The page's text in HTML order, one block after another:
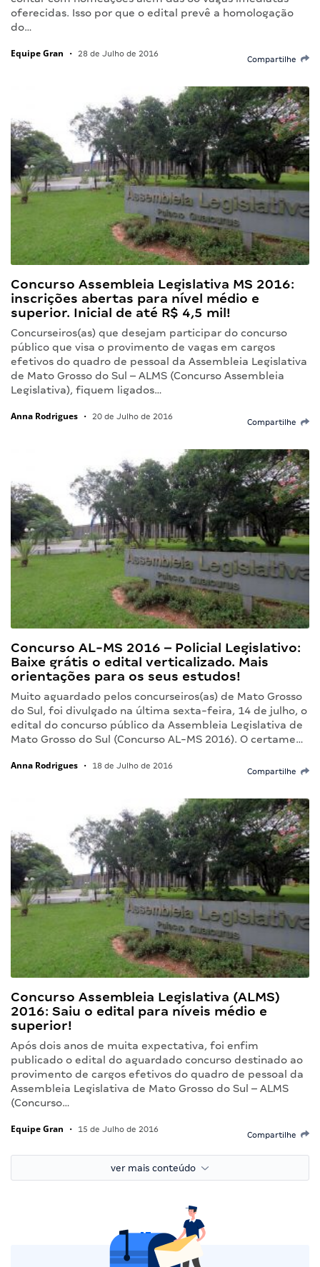
oferecidas. Isso por que o edital prevê a homologação
do…
Equipe Gran • 28 de Julho de 2016
Compartilhe
Concurso Assembleia Legislativa MS 2016:
inscrições abertas para nível médio e
superior. Inicial de até R$ 4,5 mil!
Concurseiros(as) que desejam participar do concurso
público que visa o provimento de vagas em cargos
efetivos do quadro de pessoal da Assembleia Legislativa
de Mato Grosso do Sul – ALMS (Concurso Assembleia
Legislativa), fiquem ligados…
Anna Rodrigues • 20 de Julho de 2016
Compartilhe
Concurso AL-MS 2016 – Policial Legislativo:
Baixe grátis o edital verticalizado. Mais
orientações para os seus estudos!
Muito aguardado pelos concurseiros(as) de Mato Grosso
do Sul, foi divulgado na última sexta-feira, 14 de julho, o
edital do concurso público da Assembleia Legislativa de
Mato Grosso do Sul (Concurso AL-MS 2016). O certame…
Anna Rodrigues • 18 de Julho de 2016
Compartilhe
Concurso Assembleia Legislativa (ALMS)
2016: Saiu o edital para níveis médio e
superior!
Após dois anos de muita expectativa, foi enfim
publicado o edital do aguardado concurso destinado ao
provimento de cargos efetivos do quadro de pessoal da
Assembleia Legislativa de Mato Grosso do Sul – ALMS
(Concurso…
Equipe Gran • 15 de Julho de 2016
Compartilhe
ver mais conteúdo